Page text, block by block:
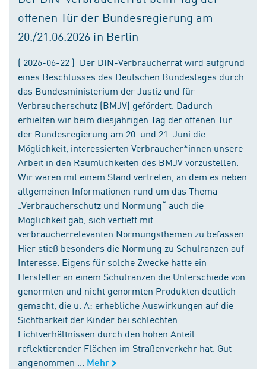
offenen Tür der Bundesregierung am
20./21.06.2026 in Berlin
( 2026-06-22 ) Der DIN-Verbraucherrat wird aufgrund
eines Beschlusses des Deutschen Bundestages durch
das Bundesministerium der Justiz und für
Verbraucherschutz (BMJV) gefördert. Dadurch
erhielten wir beim diesjährigen Tag der offenen Tür
der Bundesregierung am 20. und 21. Juni die
Möglichkeit, interessierten Verbraucher*innen unsere
Arbeit in den Räumlichkeiten des BMJV vorzustellen.
Wir waren mit einem Stand vertreten, an dem es neben
allgemeinen Informationen rund um das Thema
„Verbraucherschutz und Normung“ auch die
Möglichkeit gab, sich vertieft mit
verbraucherrelevanten Normungsthemen zu befassen.
Hier stieß besonders die Normung zu Schulranzen auf
Interesse. Eigens für solche Zwecke hatte ein
Hersteller an einem Schulranzen die Unterschiede von
genormten und nicht genormten Produkten deutlich
gemacht, die u. A: erhebliche Auswirkungen auf die
Sichtbarkeit der Kinder bei schlechten
Lichtverhältnissen durch den hohen Anteil
reflektierender Flächen im Straßenverkehr hat. Gut
angenommen ...
Mehr